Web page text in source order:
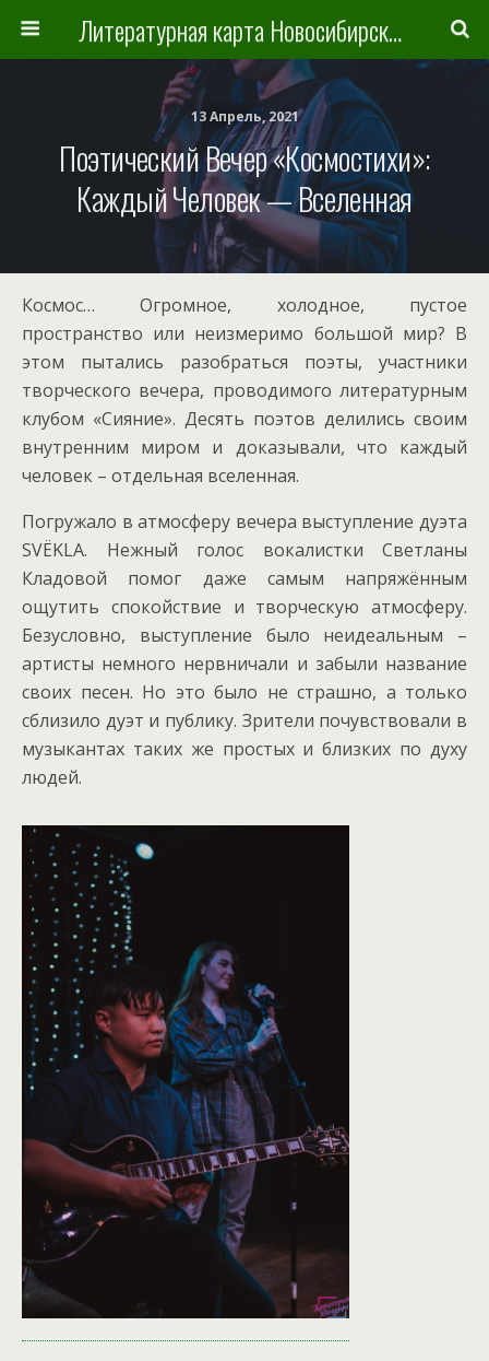
Литературная карта Новосибирска и Новосибирской области
13 Апрель, 2021
Поэтический Вечер «Космостихи»:
Каждый Человек — Вселенная
Космос… Огромное, холодное, пустое
пространство или неизмеримо большой мир? В
этом пытались разобраться поэты, участники
творческого вечера, проводимого литературным
клубом «Сияние». Десять поэтов делились своим
внутренним миром и доказывали, что каждый
человек – отдельная вселенная.
Погружало в атмосферу вечера выступление дуэта
SVЁKLA. Нежный голос вокалистки Светланы
Кладовой помог даже самым напряжённым
ощутить спокойствие и творческую атмосферу.
Безусловно, выступление было неидеальным –
артисты немного нервничали и забыли название
своих песен. Но это было не страшно, а только
сблизило дуэт и публику. Зрители почувствовали в
музыкантах таких же простых и близких по духу
людей.